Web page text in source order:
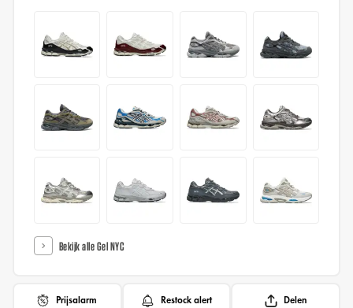
Bekijk alle Gel NYC
Prijsalarm Restock alert Delen